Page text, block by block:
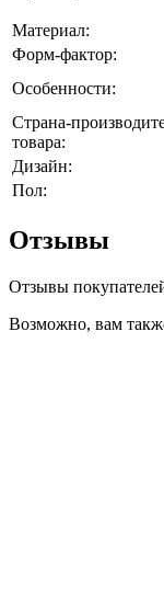
Материал:
Форм-фактор:
Особенности:
Страна-
товара:
Дизайн:
Пол:
Отзывы
Отзывы
Возможно, вам